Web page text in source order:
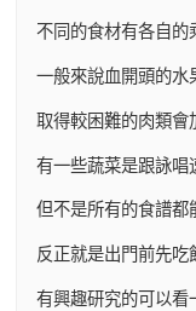
不同的食材有各自的
一般來說血開頭的水
取得較困難的肉類會
有一些蔬菜是跟詠唱
但不是所有的食譜都
反正就是出門前先吃
有興趣研究的可以看